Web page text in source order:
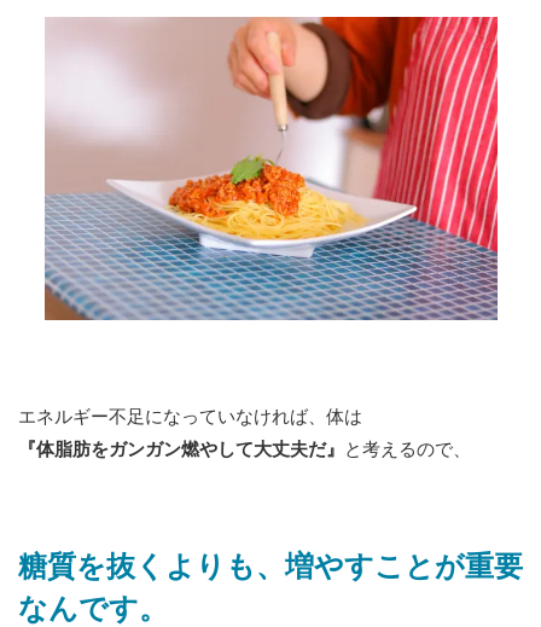
エネルギー不足になっていなければ、体は
『体脂肪をガンガン燃やして大丈夫だ』
と考えるので、
糖質を抜くよりも、増やすことが重要
なんです。